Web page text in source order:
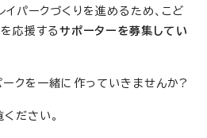
パークづくりを進めるため、こど
応援する サポーターを募集してい
クを一緒に作っていきませんか?
ださい。